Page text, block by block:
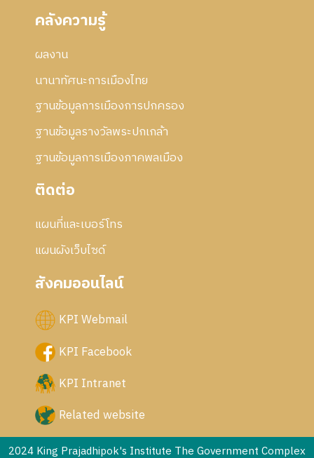
คลังความรู้
ผลงาน
นานาทัศนะการเมืองไทย
ฐานข้อมูลการเมืองการปกครอง
ฐานข้อมูลรางวัลพระปกเกล้า
ฐานข้อมูลการเมืองภาคพลเมือง
ติดต่อ
แผนที่และเบอร์โทร
แผนผังเว็บไซด์
สังคมออนไลน์
KPI Webmail
KPI Facebook
KPI Intranet
Related website
2024 King Prajadhipok's Institute The Government Complex